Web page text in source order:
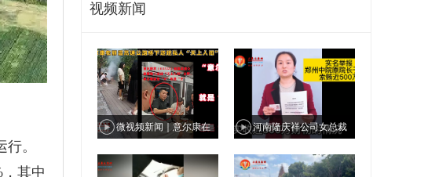
。
其中
视频新闻
微视频新闻｜意尔康在
人“天上人间”会所
河南隆庆祥公司女总裁
院长于东辉索贿500万元财物